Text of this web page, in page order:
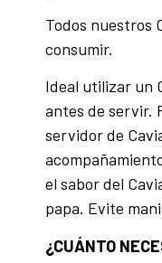
Todos nuestros
consumir.
Ideal utilizar un
antes de servir.
servidor de
el sabor del
papa. Evite
¿CUÁNTO